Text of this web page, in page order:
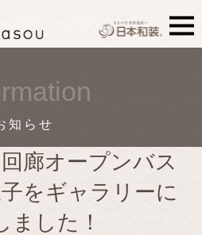
知らせ
回廊オープンバス
をギャラリーに
ました！